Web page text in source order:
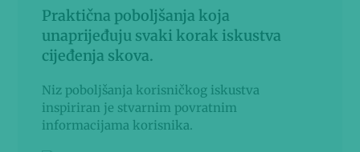
Praktična poboljšanja koja
unaprijeđuju svaki korak iskustva
cijeđenja skova.
Niz poboljšanja korisničkog iskustva
inspiriran je stvarnim povratnim
informacijama korisnika.